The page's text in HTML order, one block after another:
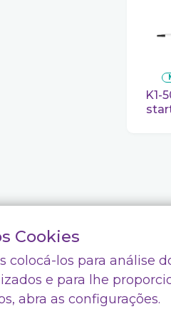
K1-50VS Micropipeta olen
Pinhais - PR, Brasil
Política de
Notícias
Drive
Cookies
colocá-los para análise
e para lhe
abra as configurações.